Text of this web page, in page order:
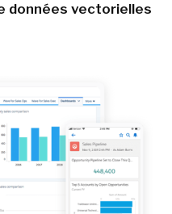
données vectorielles